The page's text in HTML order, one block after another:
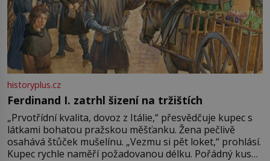
historyplus.cz
Ferdinand I. zatrhl šizení na tržištích
„Prvotřídní kvalita, dovoz z Itálie,“ přesvědčuje kupec s
látkami bohatou pražskou měšťanku. Žena pečlivě
osahává štůček mušelínu. „Vezmu si pět loket,“ prohlásí.
Kupec rychle naměří požadovanou délku. Pořádný kus